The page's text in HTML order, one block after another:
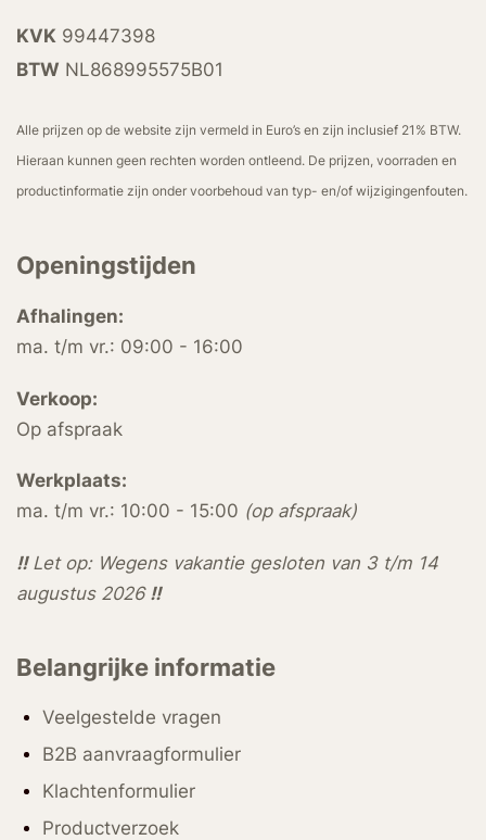
KVK 99447398
BTW NL868995575B01
Alle prijzen op de website zijn vermeld in Euro’s en zijn inclusief 21% BTW.
Hieraan kunnen geen rechten worden ontleend. De prijzen, voorraden en
productinformatie zijn onder voorbehoud van typ- en/of wijzigingenfouten.
Openingstijden
Afhalingen:
ma. t/m vr.: 09:00 - 16:00
Verkoop:
Op afspraak
Werkplaats:
ma. t/m vr.: 10:00 - 15:00 (op afspraak)
!!Let op: Wegens vakantie gesloten van 3 t/m 14
augustus 2026 !!
Belangrijke informatie
Veelgestelde vragen
B2B aanvraagformulier
Klachtenformulier
Productverzoek